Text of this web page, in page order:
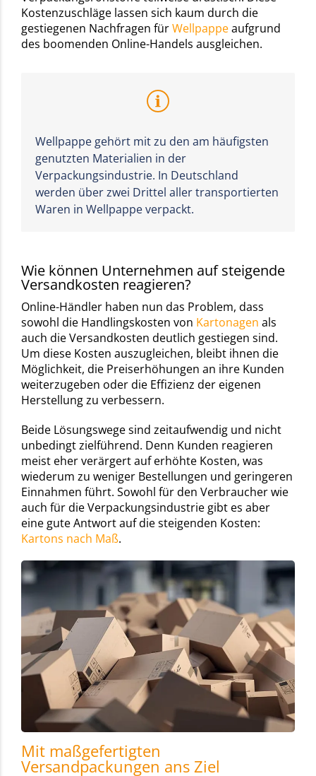
Kostenzuschläge lassen sich kaum durch die
gestiegenen Nachfragen fürWellpappeaufgrund
des boomenden Online-Handels ausgleichen.
Wellpappe gehört mit zu den am häufigsten
genutzten Materialien in der
Verpackungsindustrie. In Deutschland
werden über zwei Drittel aller transportierten
Waren in Wellpappe verpackt.
Wie können Unternehmen auf steigende
Versandkosten reagieren?
Online-Händler haben nun das Problem, dass
sowohl die Handlingskosten von Kartonagen als
auch die Versandkosten deutlich gestiegen sind.
Um diese Kosten auszugleichen, bleibt ihnen die
Möglichkeit, die Preiserhöhungen an ihre Kunden
weiterzugeben oder die Effizienz der eigenen
Herstellung zu verbessern.
Beide Lösungswege sind zeitaufwendig und nicht
unbedingt zielführend. Denn Kunden reagieren
meist eher verärgert auf erhöhte Kosten, was
wiederum zu weniger Bestellungen und geringeren
Einnahmen führt. Sowohl für den Verbraucher wie
auch für die Verpackungsindustrie gibt es aber
eine gute Antwort auf die steigenden Kosten:
Kartons nach Maß.
Mit maßgefertigten
Versandpackungen ans Ziel